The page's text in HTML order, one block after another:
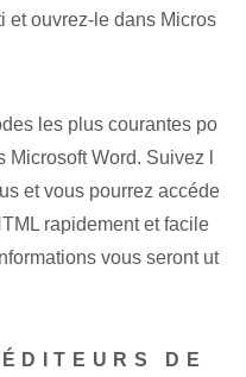
et ouvrez-le dans Micros
les plus courantes po
Word. Suivez l
et vous pourrez accéde
rapidement et facile
vous seront ut
DE